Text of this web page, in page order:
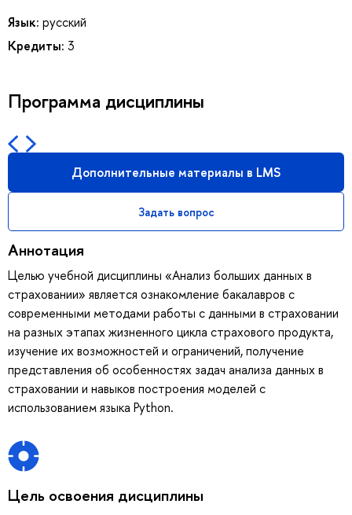
Язык: русский
Кредиты: 3
Программа дисциплины
Дополнительные материалы в LMS
Задать вопрос
Аннотация
Целью учебной дисциплины «Анализ больших данных в
страховании» является ознакомление бакалавров с
современными методами работы с данными в страховании
на разных этапах жизненного цикла страхового продукта,
изучение их возможностей и ограничений, получение
представления об особенностях задач анализа данных в
страховании и навыков построения моделей с
использованием языка Python.
Цель освоения дисциплины